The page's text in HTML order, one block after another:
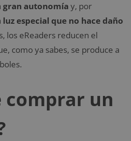
gran autonomía y, por
luz especial que no hace daño
los eReaders reducen el
como ya sabes, se produce a
comprar un